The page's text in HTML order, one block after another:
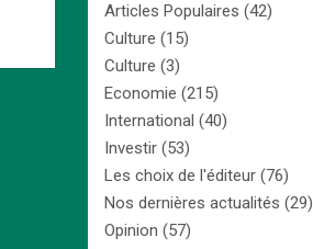
Articles Populaires (42)
Culture (15)
Culture (3)
Economie (215)
International (40)
Investir (53)
Les choix de l'éditeur (76)
Nos dernières actualités (29)
Opinion (57)